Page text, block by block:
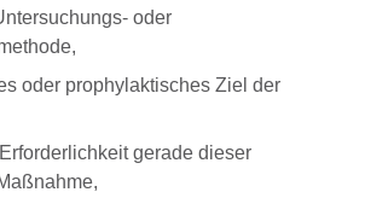
oder
oder prophylaktisches Ziel der
gerade dieser